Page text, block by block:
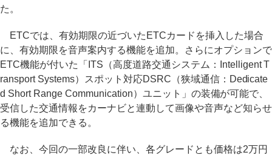
た。
ETCでは、有効期限の近づいたETCカードを挿入した場合
に、有効期限を音声案内する機能を追加。さらにオプションで
ETC機能が付いた「ITS（高度道路交通システム：Intelligent T
ransport Systems）スポット対応DSRC（狭域通信：Dedicate
d Short Range Communication）ユニット」の装備が可能で、
受信した交通情報をカーナビと連動して画像や音声など知らせ
る機能を追加できる。
なお、今回の一部改良に伴い、各グレードとも価格は2万円